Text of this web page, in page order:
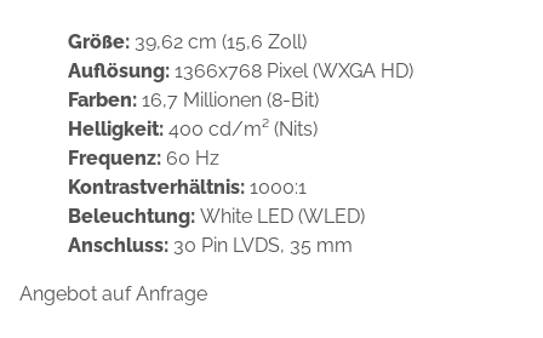
Größe: 39,62 cm (15,6 Zoll)
Auflösung: 1366x768 Pixel (WXGA HD)
Farben: 16,7 Millionen (8-Bit)
Helligkeit: 400 cd/m² (Nits)
Frequenz: 60 Hz
Kontrastverhältnis: 1000:1
Beleuchtung: White LED (WLED)
Anschluss: 30 Pin LVDS, 35 mm
Angebot auf Anfrage